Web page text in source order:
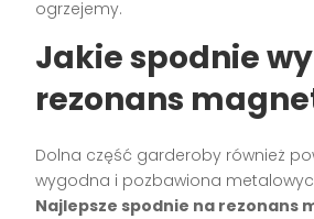
ogrzejemy.
Jakie spodnie
rezonans
Dolna część garderoby również
wygodna i pozbawiona
Najlepsze spodnie na rezonans